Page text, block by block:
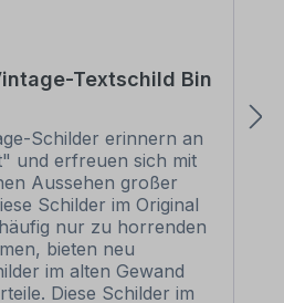
Textschild Bin
Schilder erinnern an
und erfreuen sich mit
Aussehen großer
Schilder im Original
nur zu horrenden
bieten neu
im alten Gewand
Diese Schilder im